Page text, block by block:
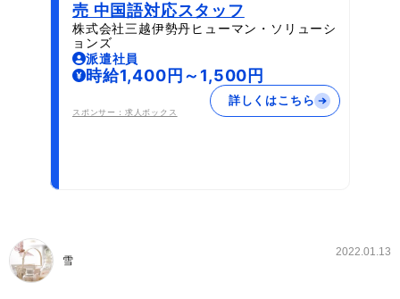
売 中国語対応スタッフ
株式会社三越伊勢丹ヒューマン・ソリューシ
ョンズ
派遣社員
時給1,400円～1,500円
スポンサー：求人ボックス
詳しくはこちら
雪
2022.01.13